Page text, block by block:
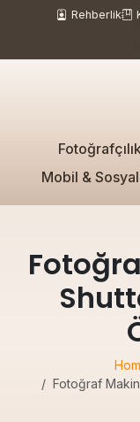
Rehberlik
Mobil & Sosyal
Fotoğraf